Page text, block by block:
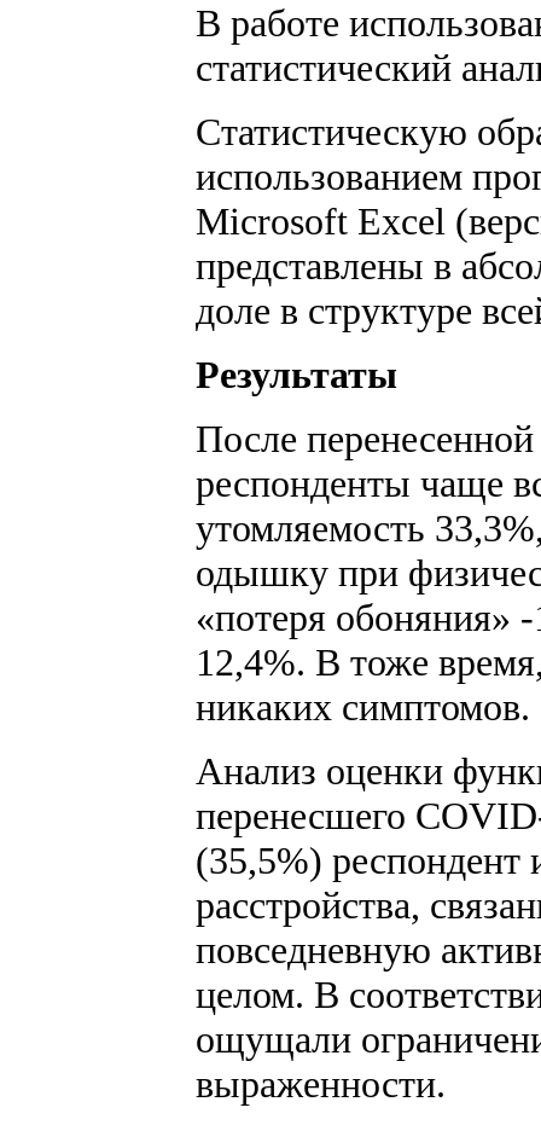
В работе
статистический
Статистическую
использованием
Microsoft Excel
представлены в
доле в структуре
Результаты
После
респонденты чаще
утомляемость
одышку при
«потеря обоняния»
12,4%. В тоже
никаких симптомов.
Анализ оценки
перенесшего
(35,5%) респондент
расстройства,
повседневную
целом. В
ощущали
выраженности.